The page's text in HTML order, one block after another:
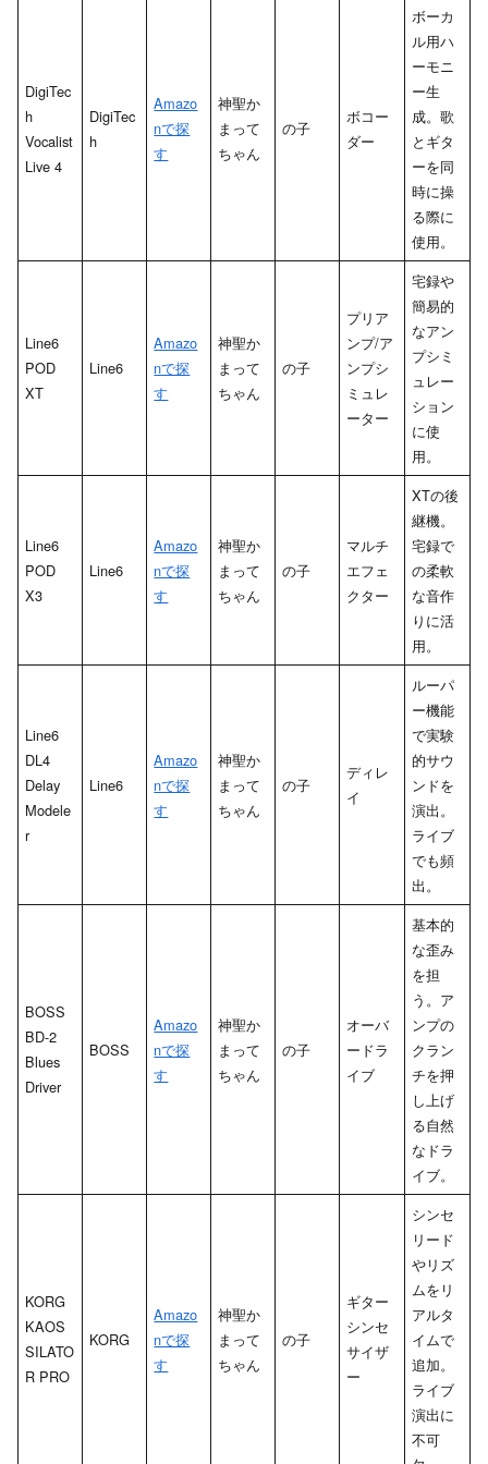
DigiTec
h
Vocalist
Live 4
DigiTec
h
Amazo
nで探
す
神聖か
まって
ちゃん
の子
ボコー
ダー
ボーカ
ル用ハ
ーモニ
ー生
成。歌
とギタ
ーを同
時に操
る際に
使用。
Line6
POD
XT
Line6
Amazo
nで探
す
神聖か
まって
ちゃん
の子
プリア
ンプ/ア
ンプシ
ミュレ
ーター
宅録や
簡易的
なアン
プシミ
ュレー
ション
に使
用。
Line6
POD
X3
Line6
Amazo
nで探
す
神聖か
まって
ちゃん
の子
マルチ
エフェ
クター
XTの後
継機。
宅録で
の柔軟
な音作
りに活
用。
Line6
DL4
Delay
Modele
r
Line6
Amazo
nで探
す
神聖か
まって
ちゃん
の子
ディレ
イ
ルーパ
ー機能
で実験
的サウ
ンドを
演出。
ライブ
でも頻
出。
BOSS
BD-2
Blues
Driver
BOSS
Amazo
nで探
す
神聖か
まって
ちゃん
の子
オーバ
ードラ
イブ
基本的
な歪み
を担
う。ア
ンプの
クラン
チを押
し上げ
る自然
なドラ
イブ。
KORG
KAOS
SILATO
R PRO
KORG
Amazo
nで探
す
神聖か
まって
ちゃん
の子
ギター
シンセ
サイザ
ー
シンセ
リード
やリズ
ムをリ
アルタ
イムで
追加。
ライブ
演出に
不可